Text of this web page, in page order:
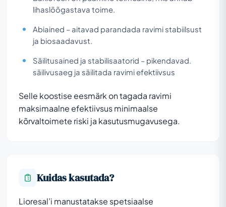
lihaslõõgastava toime.
Abiained – aitavad parandada ravimi stabiilsust
ja biosaadavust.
Säilitusained ja stabilisaatorid – pikendavad.
säilivusaeg ja säilitada ravimi efektiivsus
Selle koostise eesmärk on tagada ravimi
maksimaalne efektiivsus minimaalse
kõrvaltoimete riski ja kasutusmugavusega.
Kuidas kasutada?
Lioresal’i manustatakse spetsiaalse